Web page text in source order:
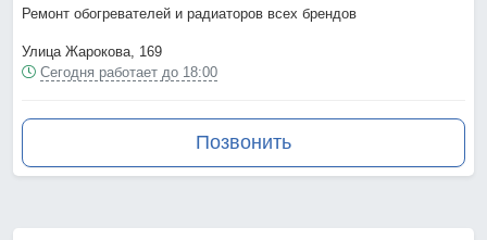
Ремонт обогревателей и радиаторов всех брендов
Улица Жарокова, 169
Сегодня работает до 18:00
Позвонить